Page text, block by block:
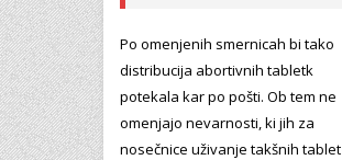
Po omenjenih smernicah bi tako
distribucija abortivnih tabletk
potekala kar po pošti. Ob tem ne
omenjajo nevarnosti, ki jih za
nosečnice uživanje takšnih tablet